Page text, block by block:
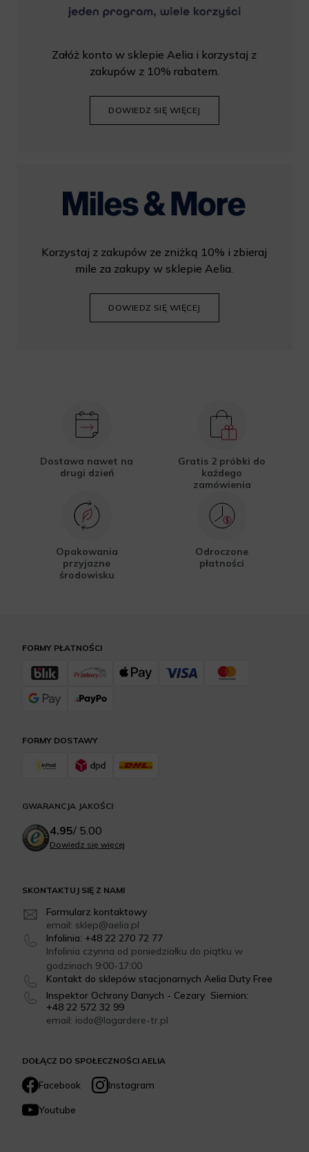
Załóż konto w sklepie Aelia i korzystaj z
zakupów z 10% rabatem.
DOWIEDZ SIĘ WIĘCEJ
Korzystaj z zakupów ze zniżką 10% i zbieraj
mile za zakupy w sklepie Aelia.
DOWIEDZ SIĘ WIĘCEJ
Dostawa nawet na
drugi dzień
Gratis 2 próbki do
każdego
zamówienia
Opakowania
przyjazne
środowisku
Odroczone
płatności
DOŁĄCZ DO SPOŁECZNOŚCI AELIA
Facebook
Instagram
Youtube
SKONTAKTUJ SIĘ Z NAMI
Formularz kontaktowy
email: sklep@aelia.pl
Infolinia: +48 22 270 72 77
Infolinia czynna od poniedziałku do piątku w
godzinach 9:00-17:00
Kontakt do sklepów stacjonarnych Aelia Duty Free
Inspektor Ochrony Danych - Cezary Siemion:
+48 22 572 32 99
email: iodo@lagardere-tr.pl
FORMY DOSTAWY
FORMY PŁATNOŚCI
GWARANCJA JAKOŚCI
4.95/ 5.00
Dowiedz się więcej